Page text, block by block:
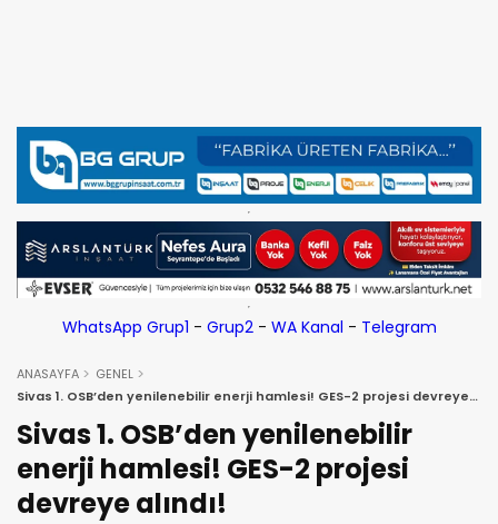
WhatsApp Grup1 - Grup2- WA Kanal - Telegram
ANASAYFA
GENEL
Sivas 1. OSB’den yenilenebilir enerji hamlesi! GES-2 projesi devreye
alındı!
Sivas 1. OSB’den yenilenebilir
enerji hamlesi! GES-2 projesi
devreye alındı!